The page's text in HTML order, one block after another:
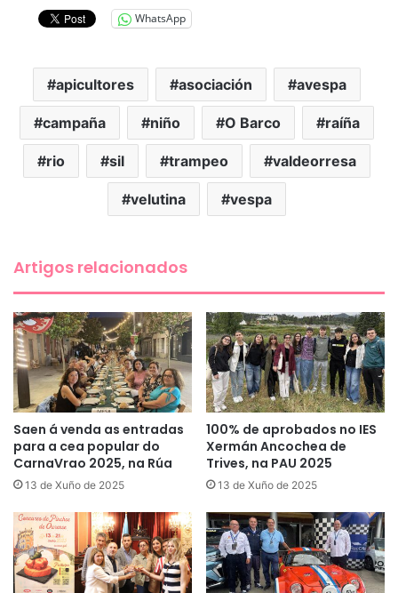
WhatsApp
apicultores asociación avespa
campaña niño O Barco raíña
rio sil trampeo valdeorresa
velutina vespa
Artigos relacionados
Saen á venda as entradas
para a cea popular do
CarnaVrao 2025, na Rúa
13 de Xuño de 2025
100% de aprobados no IES
Xermán Ancochea de
Trives, na PAU 2025
13 de Xuño de 2025